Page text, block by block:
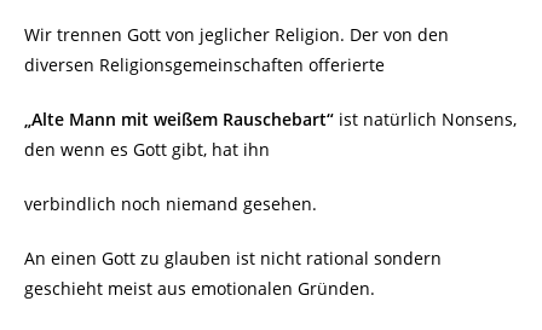
Wir trennen Gott von jeglicher Religion. Der von den
diversen Religionsgemeinschaften offerierte
„Alte Mann mit weißem Rauschebart“ ist natürlich Nonsens,
den wenn es Gott gibt, hat ihn
verbindlich noch niemand gesehen.
An einen Gott zu glauben ist nicht rational sondern
geschieht meist aus emotionalen Gründen.